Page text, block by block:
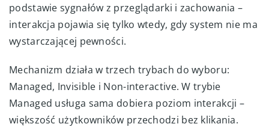
podstawie sygnałów z przeglądarki i zachowania –
interakcja pojawia się tylko wtedy, gdy system nie ma
wystarczającej pewności.
Mechanizm działa w trzech trybach do wyboru:
Managed, Invisible i Non-interactive. W trybie
Managed usługa sama dobiera poziom interakcji –
większość użytkowników przechodzi bez klikania.